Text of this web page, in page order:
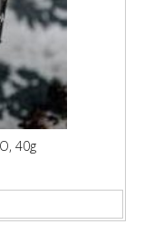
40g